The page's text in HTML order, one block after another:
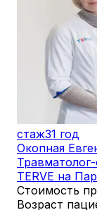
стаж31 год
Окопная
TERVE на
Стоимость
Возраст